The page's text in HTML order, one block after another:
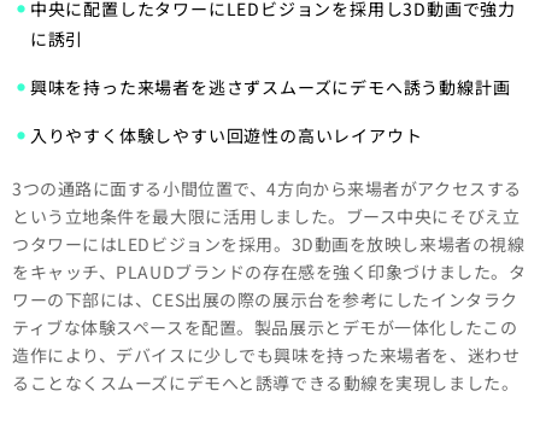
中央に配置したタワーにLEDビジョンを採用し3D動画で強力
に誘引
興味を持った来場者を逃さずスムーズにデモへ誘う動線計画
入りやすく体験しやすい回遊性の高いレイアウト
3つの通路に面する小間位置で、4方向から来場者がアクセスする
という立地条件を最大限に活用しました。ブース中央にそびえ立
つタワーにはLEDビジョンを採用。3D動画を放映し来場者の視線
をキャッチ、PLAUDブランドの存在感を強く印象づけました。タ
ワーの下部には、CES出展の際の展示台を参考にしたインタラク
ティブな体験スペースを配置。製品展示とデモが一体化したこの
造作により、デバイスに少しでも興味を持った来場者を、迷わせ
ることなくスムーズにデモへと誘導できる動線を実現しました。